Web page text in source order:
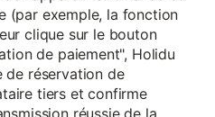
(par exemple, la fonction
clique sur le bouton
de paiement", Holidu
de réservation de
tiers et confirme